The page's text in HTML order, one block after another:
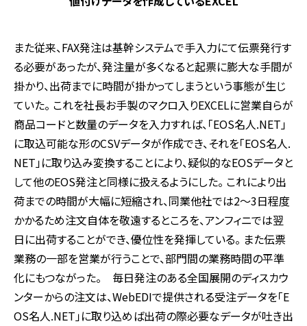
また従来、FAX発注は基幹システムで手入力にて伝票発行す
る必要があったが、発注量が多くなると起票に膨大な手間が
掛かり、出荷までに時間が掛かってしまうという事態が生じ
ていた。 これを社長お手製のマクロ入りEXCELに営業自らが
商品コードと数量のデータを入力すれば、「EOS名人.NET」
に取込可能な形のCSVデータが作成でき、それを「EOS名人.
NET」に取り込み変換することにより、疑似的なEOSデータと
して他のEOS発注と同様に扱えるようにした。 これにより出
荷までの時間が大幅に短縮され、同業他社では2～3日程度
かかるため注文自体を敬遠するところを、アンフィニでは翌
日に出荷することができ、優位性を発揮している。 また伝票
業務の一部を営業が行うことで、部門間の業務時間の平準
化にもつながった。 毎日発注のある全国展開のディスカウ
ンターからの注文は、WebEDIで提供される受注データを「E
OS名人.NET」に取り込めば出荷の際必要なデータが吐き出